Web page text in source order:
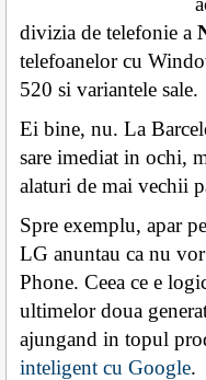
divizia de telefonie a
telefoanelor cu
520 si variantele sale.
Ei bine, nu. La
sare imediat in ochi,
alaturi de mai vechii
Spre exemplu, apar
LG anuntau ca nu
Phone. Ceea ce e
ultimelor doua
ajungand in topul
inteligent cu Google.